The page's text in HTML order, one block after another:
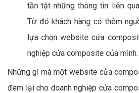
tần tật những thông tin liên
Từ đó khách hàng có thêm
lựa chọn website cửa
nghiệp cửa composite của mình.
Những gì mà một website cửa
đem lại cho doanh nghiệp cửa